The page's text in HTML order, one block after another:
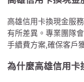
高雄信用卡換現金服
有所差異。專業團隊
手續費方案,確保客戶
為什麼高雄信用卡